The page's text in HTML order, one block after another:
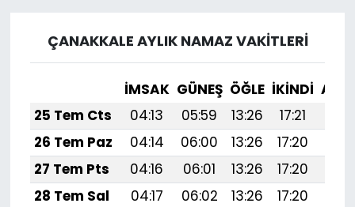
ÇANAKKALE AYLIK NAMAZ VAKITLERI
İMSAK GÜNEŞ ÖĞLE İKINDI
25 Tem Cts
04:13 05:59 13:26 17:21
26 Tem Paz
04:14 06:00 13:26 17:20
27 Tem Pts
04:16 06:01 13:26 17:20
28 Tem Sal
04:17 06:02 13:26 17:20